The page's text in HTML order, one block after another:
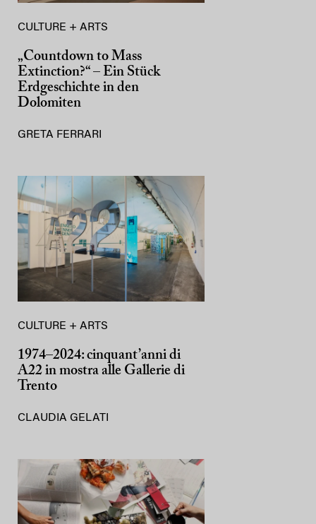
CULTURE + ARTS
„Countdown to Mass
Extinction?“ – Ein Stück
Erdgeschichte in den
Dolomiten
GRETA FERRARI
CULTURE + ARTS
1974–2024: cinquant’anni di
A22 in mostra alle Gallerie di
Trento
CLAUDIA GELATI